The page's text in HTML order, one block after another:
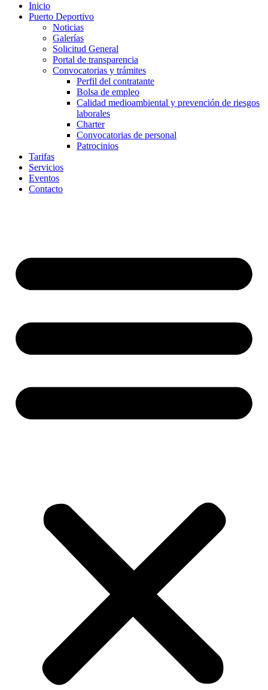
Inicio
Puerto Deportivo
Noticias
Galerías
Solicitud General
Portal de transparencia
Convocatorias y trámites
Perfil del contratante
Bolsa de empleo
Calidad medioambiental y prevención de riesgos
laborales
Charter
Convocatorias de personal
Patrocinios
Tarifas
Servicios
Eventos
Contacto